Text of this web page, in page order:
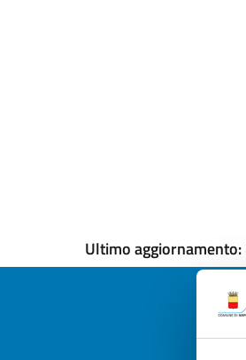
Ultimo aggiornamento: